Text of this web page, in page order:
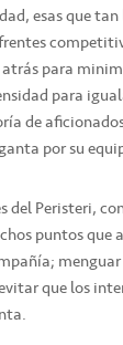
esas que
para
para
de
por su
Peristeri,
puntos que
que los